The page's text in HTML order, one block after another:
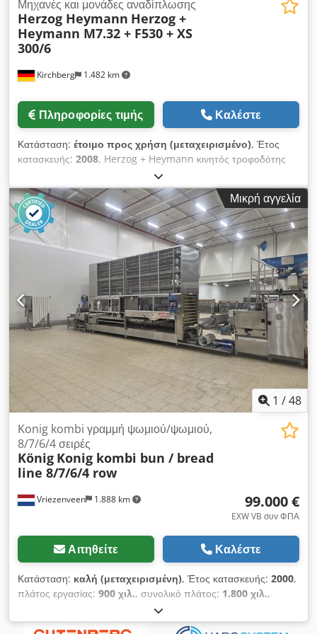
Kirchberg 1.482 km
Μηχανές και μονάδες αναδίπλωσης
Herzog Heymann Herzog +
Heymann M7.32 + F530 + XS
300/6
Πληροφορίες τιμής Καλέστε
Κατάσταση: έτοιμο προς χρήση (μεταχειρισμένο), Έτος
κατασκευής: 2008, Herzog + Heymann κινητός τροφοδότης
επίπεδης στοίβαξης F530, έτος κατασκευής 2008 Herzog +
Heymann M7.32, έτος κατασκευής 2008 – κατάλληλο για
μικροδιπλώσεις – 12 θυλάκια τσάκισης – διάμετρος κυλίνδρου
32mm – ελάχιστο μήκος τσάκισης 25mm – μέγιστο πλάτος
εργασίας 52cm – διπλοί οπίσθιοι άξονες μαχαιριών –
ενδιάμεσος μεταφορέας Herzog + Heymann σύστημα
τσάκισης XS 300/6, έτος κατασκευής 2008 – για μικρές
διαστάσεις Herzog + Heymann έξοδος όρθιας στοίβαξης 271,
έτος κατασκευής 2008 Stahl έξοδος όρθιας στοίβαξης για
μικροδιπλώσεις STA30F, έτος κατασκευής 1990 Herzog +
Heymann ενδιάμεσος μεταφορέας 246/08, έτος κατασκευής
2008 Προαιρετικά: Cedpox Hbkdofx Aixjha Herzog +
Heymann τροφοδότης μικρών διαστάσεων, έτος κατασκευής
1991 – αναρρόφηση από κάτω
Μικρή αγγελία
1 /48
Vriezenveen 1.888 km
Konig kombi γραμμή ψωμιού/ψωμιού,
8/7/6/4 σειρές
König Konig kombi bun / bread
line 8/7/6/4 row
99.000 €
EXW VB συν ΦΠΑ
Αιτηθείτε Καλέστε
Κατάσταση: καλή (μεταχειρισμένη), Έτος κατασκευής: 2000,
πλάτος εργασίας: 900 χιλ., συνολικό πλάτος: 1.800 χιλ.,
, συνολικό ύψος:
συνολικό βάρος:8.000 κιλ, Προς πώληση: Konig Kombi